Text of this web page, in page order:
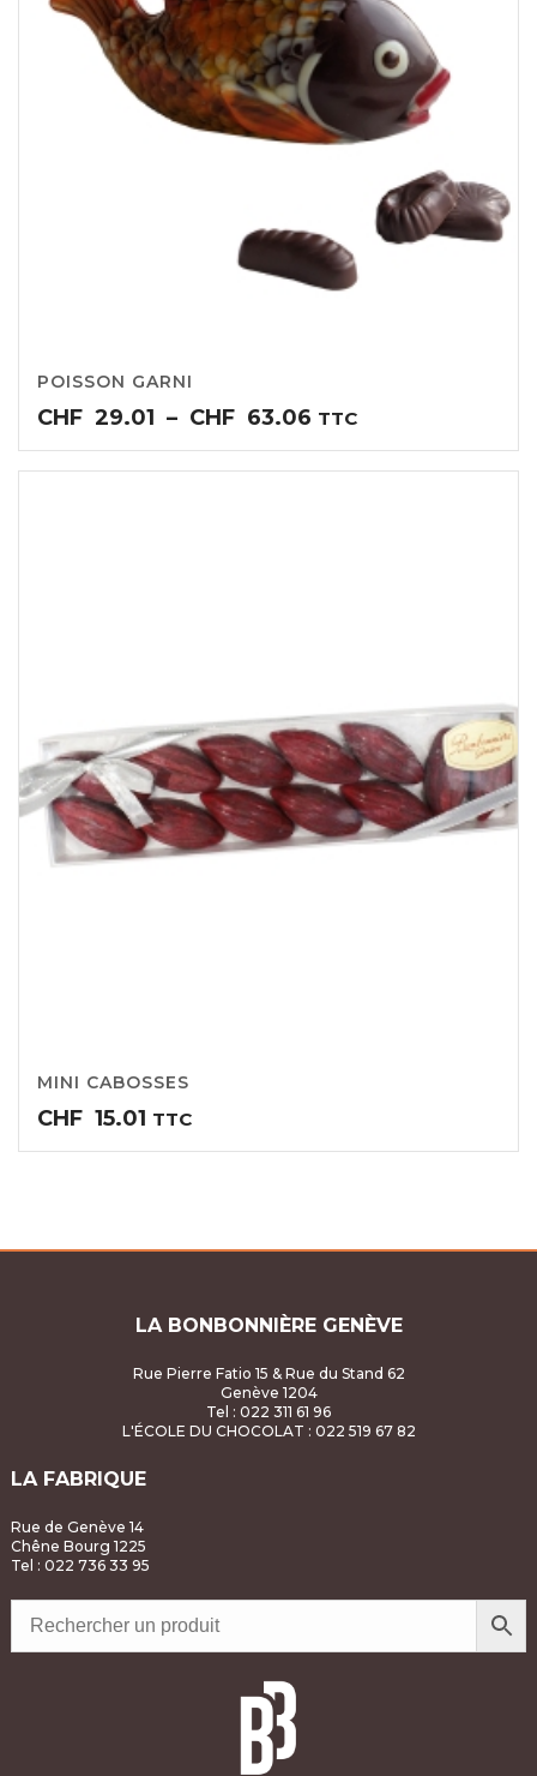
POISSON GARNI
CHF 29.01 – CHF 63.06 Plage
de
prix :
TTC
MINI CABOSSES
CHF 15.01 TTC
LA BONBONNIÈRE GENÈVE
Rue Pierre Fatio 15 & Rue du Stand 62
Genève 1204
Tel : 022 311 61 96
L'ÉCOLE DU CHOCOLAT : 022 519 67 82
LA FABRIQUE
Rue de Genève 14
Chêne Bourg 1225
Tel : 022 736 33 95